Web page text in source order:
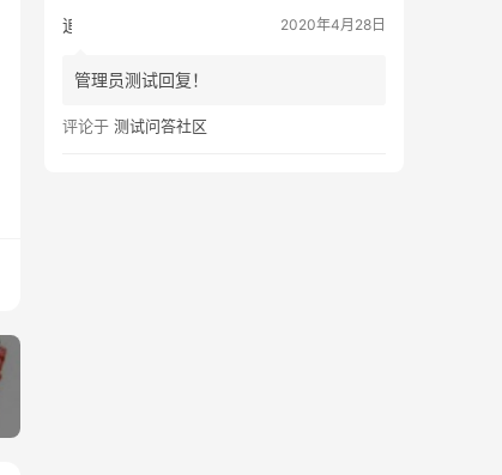
2020年4月28日
管理员测试回复！
评论于 测试问答社区